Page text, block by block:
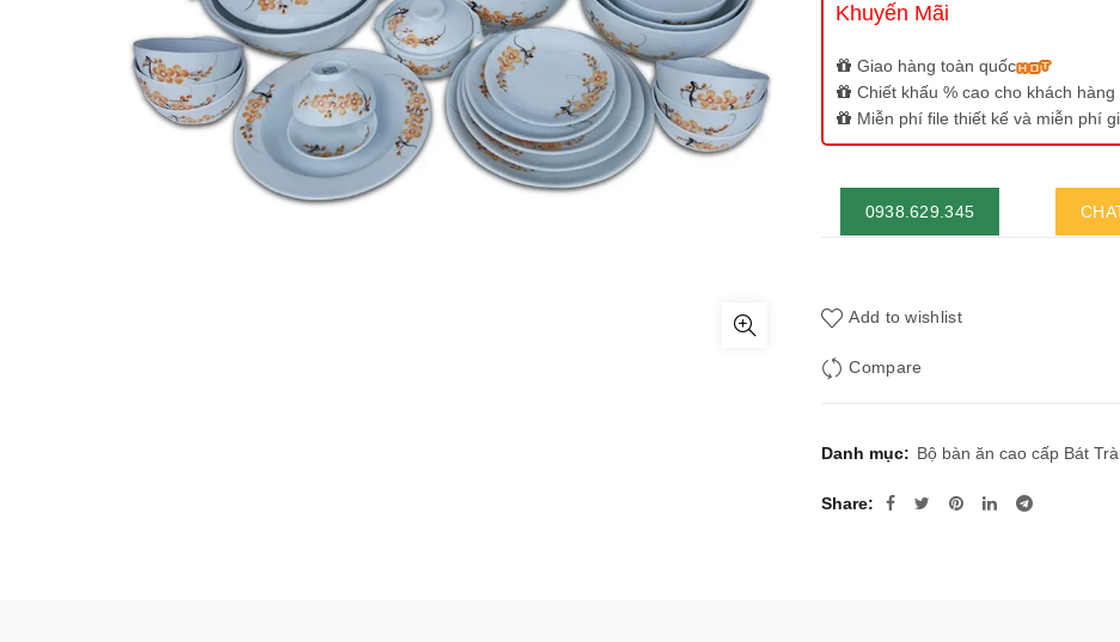
Khuyến Mãi
Giao hàng toàn quốc
Chiết khấu % cao cho khách
Miễn phí file thiết kế và miễn phí
0938.629.345
Add to wishlist
Compare
Danh mục: Bộ bàn ăn cao cấp Bát
Share